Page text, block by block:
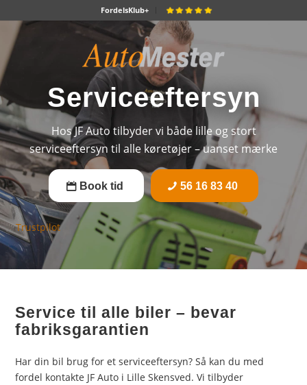
FordelsKlub+
Serviceeftersyn
Hos JF Auto tilbyder vi både lille og stort
serviceeftersyn til alle køretøjer – uanset mærke
Book tid 56 16 83 40
Trustpilot
Service til alle biler – bevar
fabriksgarantien
Har din bil brug for et serviceeftersyn? Så kan du med
fordel kontakte JF Auto i Lille Skensved. Vi tilbyder